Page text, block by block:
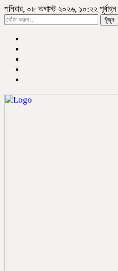
শনিবার, ০৮ অগাস্ট ২০২৬, ১০:২২ পূর্বাহ্ন
খুঁজুন